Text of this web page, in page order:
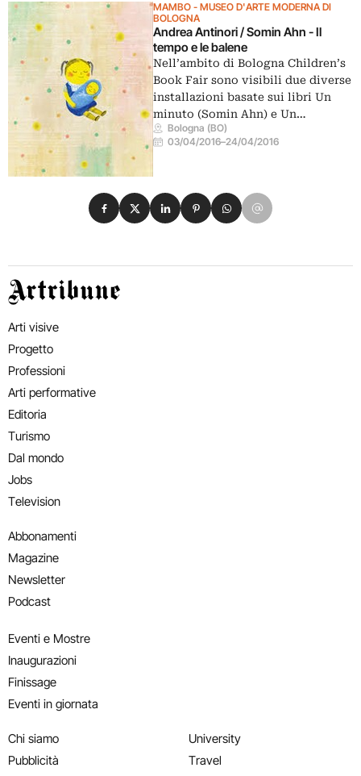
MAMBO - MUSEO D'ARTE MODERNA DI
BOLOGNA
Andrea Antinori / Somin Ahn - Il
tempo e le balene
Nell’ambito di Bologna Children’s
Book Fair sono visibili due diverse
installazioni basate sui libri Un
minuto (Somin Ahn) e Un…
Bologna (BO)
03/04/2016–24/04/2016
Condividi su Facebook
Condividi su X
Condividi su LinkedIn
Condividi su Pinterest
Condividi su WhatsApp
Condividi su Email
Artribune
Arti visive
Progetto
Professioni
Arti performative
Editoria
Turismo
Dal mondo
Jobs
Television
Abbonamenti
Magazine
Newsletter
Podcast
Eventi e Mostre
Inaugurazioni
Finissage
Eventi in giornata
Chi siamo
Pubblicità
University
Travel